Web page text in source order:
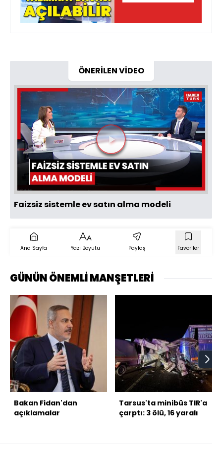
ÖNERİLEN VİDEO
Videoyu
Oynat
Faizsiz sistemle ev satın alma modeli
Ana Sayfa Yazı Boyutu Paylaş Favoriler
GÜNÜN ÖNEMLİ MANŞETLERİ
Bakan Fidan'dan
açıklamalar
Tarsus'ta minibüs TIR'a
çarptı: 3 ölü, 16 yaralı